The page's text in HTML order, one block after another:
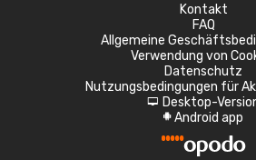
Kontakt
FAQ
Allgemeine
Verwendung von
Datenschutz
Nutzungsbedingungen für
d Desktop-
A Android app